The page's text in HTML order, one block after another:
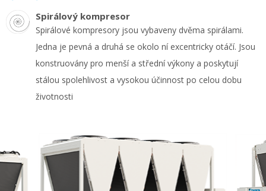
Spirálový kompresor
Spirálové kompresory jsou vybaveny dvěma spirálami.
Jedna je pevná a druhá se okolo ní excentricky otáčí. Jsou
konstruovány pro menší a střední výkony a poskytují
stálou spolehlivost a vysokou účinnost po celou dobu
životnosti